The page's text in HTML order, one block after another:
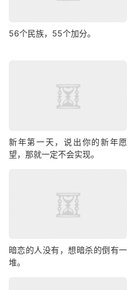
56个民族，55个加分。
新年第一天，说出你的新年愿
望，那就一定不会实现。
暗恋的人没有，想暗杀的倒有一
堆。